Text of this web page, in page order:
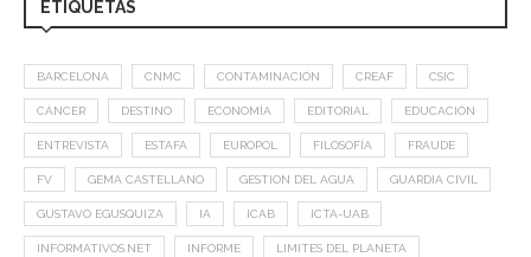
ETIQUETAS
BARCELONA CNMC CONTAMINACIÓN CREAF CSIC
CÁNCER DESTINO ECONOMÍA EDITORIAL EDUCACIÓN
ENTREVISTA ESTAFA EUROPOL FILOSOFÍA FRAUDE
FV GEMA CASTELLANO GESTION DEL AGUA GUARDIA CIVIL
GUSTAVO EGUSQUIZA IA ICAB ICTA-UAB
INFORMATIVOS.NET INFORME LIMITES DEL PLANETA